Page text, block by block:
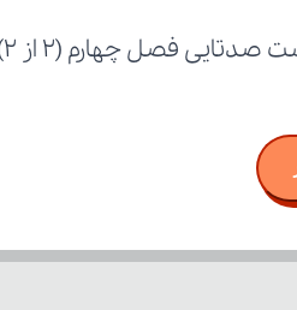
(۲ از ۲) پایه دهم رشته علوم انسانی